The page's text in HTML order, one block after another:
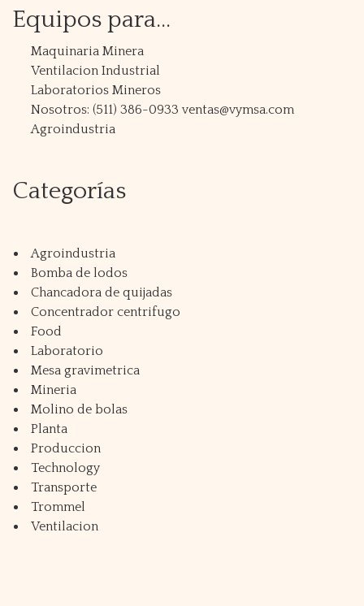
Equipos para...
Maquinaria Minera
Ventilacion Industrial
Laboratorios Mineros
Nosotros: (511) 386-0933 ventas@vymsa.com
Agroindustria
Categorías
Agroindustria
Bomba de lodos
Chancadora de quijadas
Concentrador centrifugo
Food
Laboratorio
Mesa gravimetrica
Mineria
Molino de bolas
Planta
Produccion
Technology
Transporte
Trommel
Ventilacion